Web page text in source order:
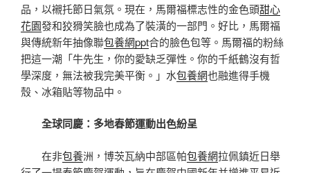
品，以襯托節日氣氛。現在，馬爾福標志性的金色頭甜心
花園發和狡猾笑臉也成為了裝潢的一部門。好比，馬爾福
與傳統新年抽像聯包養網ppt合的臉色包等。馬爾福的粉絲
把這一潮「牛先生，你的愛缺乏彈性。你的千紙鶴沒有哲
學深度，無法被我完美平衡。」水包養網也融進得手機
殼、冰箱貼等物品中。
全球同慶：多地春節運動出色紛呈
在非包養洲，博茨瓦納中部區帕包養網拉佩鎮近日舉